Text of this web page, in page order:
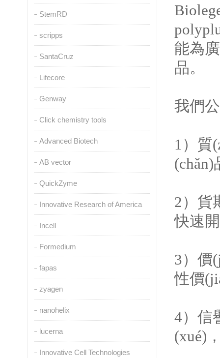
StemRD
scripps
SantaCruz
Lifecore
Genway
Click chemistry tools
Advanced Biotech
AB vector
QuickZyme
Innovative Research of America
Incell
Formedium
fapas
zyagen
nanohelix
lucerna
Innovative Cell Technologies
能為
品。
我們
1）質
2）貨
快速
3）價
性價
4）信
(xué)